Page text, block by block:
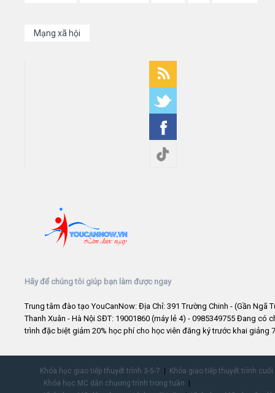
Mạng xã hội
Hãy để chúng tôi giúp bạn làm được ngay
Trung tâm đào tạo YouCanNow: Địa Chỉ: 391 Trường Chinh - (Gần Ngã
Thanh Xuân - Hà Nội SĐT: 19001860 (máy lẻ 4) - 0985349755 Đang có
trình đặc biệt giảm 20% học phí cho học viên đăng ký trước khai giảng
Khóa học giao tiếp thuyết trình 3-5-7
Khóa giao tiếp thuyết trình
Khóa học MC dẫn chương trình trong tuần